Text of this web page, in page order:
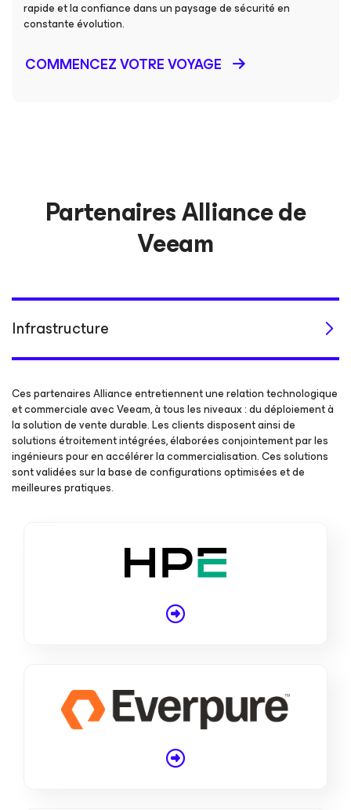
rapide et la confiance dans un paysage de sécurité en
constante évolution.
COMMENCEZ VOTRE VOYAGE
Partenaires Alliance de
Veeam
Infrastructure
Ces partenaires Alliance entretiennent une relation technologique
et commerciale avec Veeam, à tous les niveaux : du déploiement à
la solution de vente durable. Les clients disposent ainsi de
solutions étroitement intégrées, élaborées conjointement par les
ingénieurs pour en accélérer la commercialisation. Ces solutions
sont validées sur la base de configurations optimisées et de
meilleures pratiques.